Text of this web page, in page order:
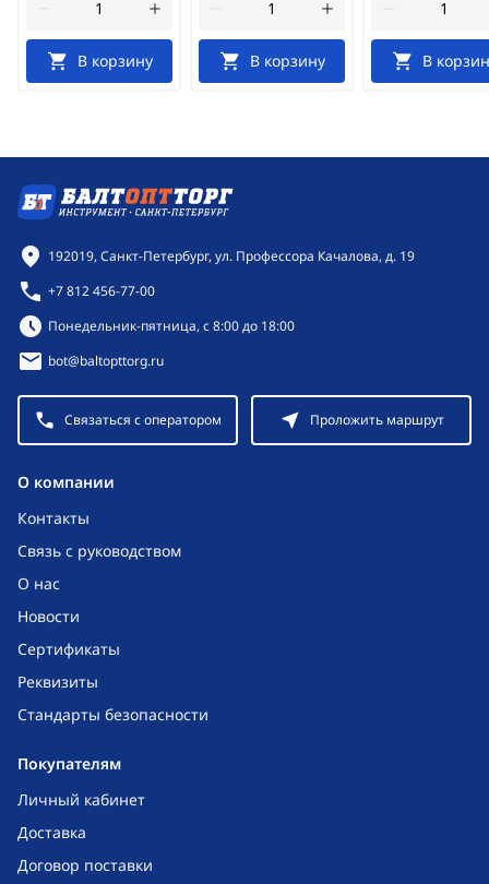
В корзину В корзину В
O компании
Контакты
Связь с руководством
О нас
Новости
Сертификаты
Реквизиты
Стандарты безопасности
Покупателям
Личный кабинет
Доставка
Договор поставки
Контактная информация
192019, Санкт-Петербург, ул. Профессора Качалова, д. 19
+7 812 456-77-00
Режим работы:
Понедельник-пятница, с 8:00 до 18:00
bot@baltopttorg.ru
Связаться с оператором Проложить маршрут